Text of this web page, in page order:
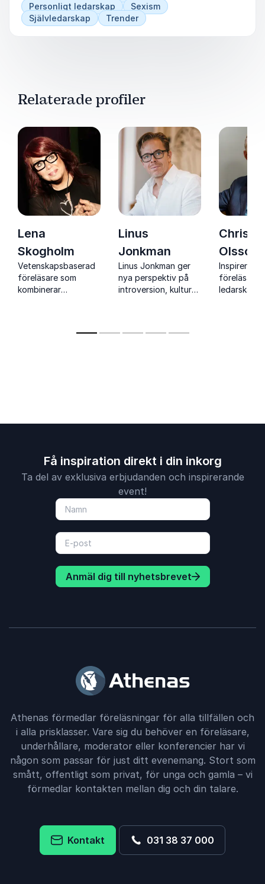
Personligt ledarskap
Sexism
Självledarskap
Trender
Relaterade profiler
Lena
Skogholm
Vetenskapsbaserad
föreläsare som
kombinerar
Linus
Jonkman
Linus Jonkman ger
nya perspektiv på
introversion, kultur
resultat.
Christer
Olsson
föreläsare
ledarskap,
Få inspiration direkt i din inkorg
Ta del av exklusiva erbjudanden och inspirerande
event!
Anmäl dig till nyhetsbrevet
Athenas förmedlar föreläsningar för alla tillfällen och
i alla prisklasser. Vare sig du behöver en föreläsare,
underhållare, moderator eller konferencier har vi
någon som passar för just ditt evenemang. Stort som
smått, offentligt som privat, för unga och gamla – vi
förmedlar kontakten mellan dig och din talare.
Kontakt 031 38 37 000